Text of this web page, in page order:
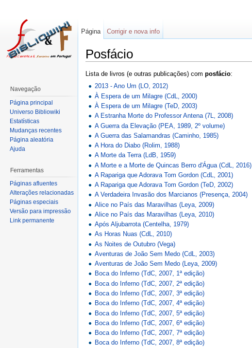
Posfácio
Lista de livros (e outras publicações) com posfácio:
2013 - Ano Um (LO, 2012)
À Espera de um Milagre (CdL, 2000)
À Espera de um Milagre (TeD, 2003)
A Estranha Morte do Professor Antena (7L, 2008)
A Guerra da Elevação (PEA, 1989, 2º volume)
A Guerra das Salamandras (Caminho, 1985)
A Hora do Diabo (Rolim, 1988)
A Morte da Terra (LdB, 1959)
A Morte e a Morte de Quincas Berro d'Água (CdL, 2016)
A Rapariga que Adorava Tom Gordon (CdL, 2001)
A Rapariga que Adorava Tom Gordon (TeD, 2002)
A Verdadeira Invasão dos Marcianos (Presença, 2004)
Alice no País das Maravilhas (Leya, 2009)
Alice no País das Maravilhas (Leya, 2010)
Após Aljubarrota (Centelha, 1979)
As Horas Nuas (CdL, 2010)
As Noites de Outubro (Vega)
Aventuras de João Sem Medo (CdL, 2003)
Aventuras de João Sem Medo (Leya, 2009)
Boca do Inferno (TdC, 2007, 1ª edição)
Boca do Inferno (TdC, 2007, 2ª edição)
Boca do Inferno (TdC, 2007, 3ª edição)
Boca do Inferno (TdC, 2007, 4ª edição)
Boca do Inferno (TdC, 2007, 5ª edição)
Boca do Inferno (TdC, 2007, 6ª edição)
Boca do Inferno (TdC, 2007, 7ª edição)
Boca do Inferno (TdC, 2007, 8ª edição)
Página Corrigir e nova info
Navegação
Página principal
Universo Bibliowiki
Estatísticas
Mudanças recentes
Página aleatória
Ajuda
Ferramentas
Páginas afluentes
Alterações relacionadas
Páginas especiais
Versão para impressão
Link permanente